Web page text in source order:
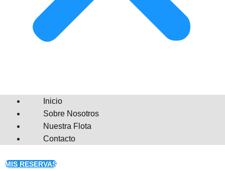
Inicio
Sobre Nosotros
Nuestra Flota
Contacto
MIS RESERVAS